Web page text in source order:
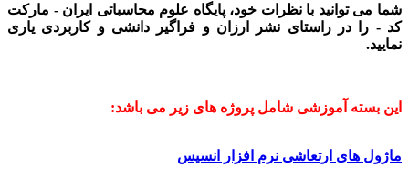
شما می توانید با نظرات خود، پایگاه علوم محاسباتی ایران - مارکت
کد - را در راستای نشر ارزان و فراگیر دانشی و کاربردی یاری
نمایید.
این بسته آموزشی شامل پروژه های زیر می باشد:
ماژول های ارتعاشی نرم افزار انسیس